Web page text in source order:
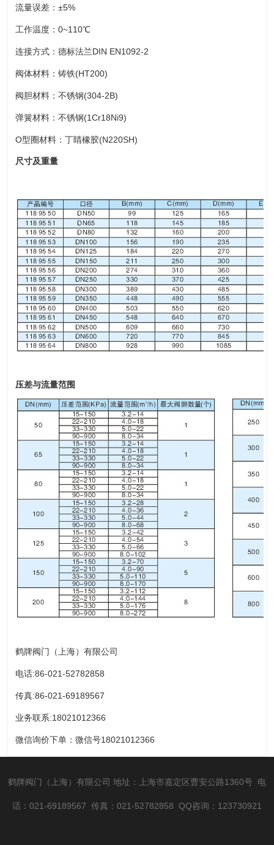
流量误差：±5%
工作温度：0~110℃
连接方式：德标法兰DIN EN1092-2
阀体材料：铸铁(HT200)
阀胆材料：不锈钢(304-2B)
弹簧材料：不锈钢(1Cr18Ni9)
O型圈材料：丁睛橡胶(N220SH)
尺寸及重量
压差与流量范围
鹤牌阀门（上海）有限公司
电话:86-021-52782858
传真:86-021-69189567
业务联系:18021012366
微信询价下单：微信号18021012366
鹤牌阀门（上海）有限公司 地址：上海市嘉定区曹安公路1360号 电
话：021-69189567 传真：021-52782858 QQ咨询：123730921